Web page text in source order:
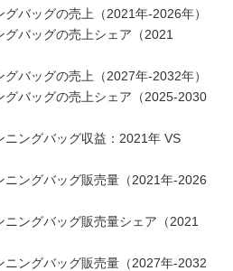
グバッグの売上（2021年-2026年）
グバッグの売上シェア（2021
グバッグの売上（2027年-2032年）
グバッグの売上シェア（2025-2030
ニングバッグ収益：2021年 VS
ニングバッグ販売量（2021年-2026
ニングバッグ販売量シェア（2021
ニングバッグ販売量（2027年-2032